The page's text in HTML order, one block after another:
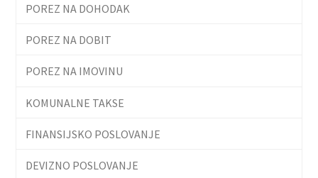
POREZ NA DOHODAK
POREZ NA DOBIT
POREZ NA IMOVINU
KOMUNALNE TAKSE
FINANSIJSKO POSLOVANJE
DEVIZNO POSLOVANJE